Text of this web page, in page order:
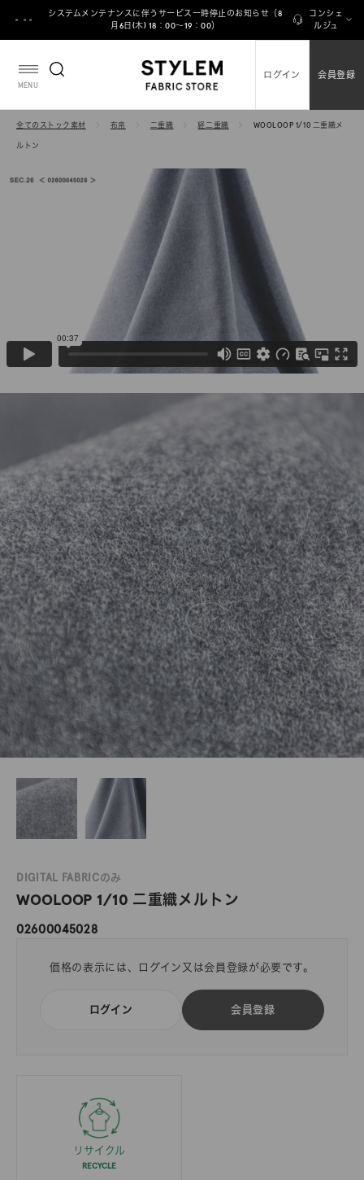
ン
システムメンテナンスに伴うサービス一時停止のお知らせ（8
月6日(木) 18：00～19：00）
コンシェ
ルジュ
MENU
ログイン 会員登録
全てのストック素材 布帛 二重織 経二重織 WOOLOOP 1/10 二重織メ
ルトン
DIGITAL FABRICのみ
WOOLOOP 1/10 二重織メルトン
02600045028
価格の表示には、ログイン又は会員登録が必要です。
ログイン 会員登録
リサイクル
RECYCLE